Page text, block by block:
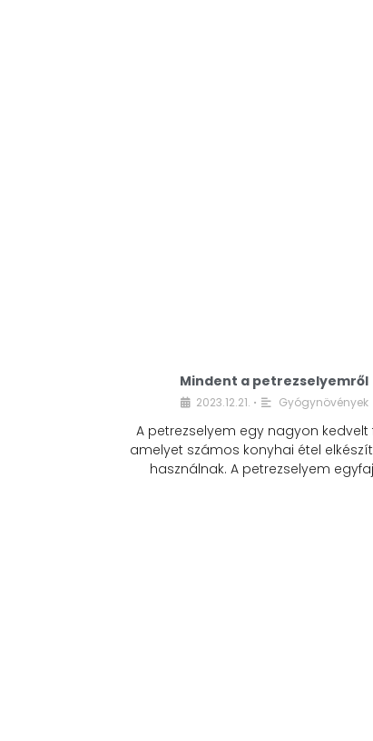
Mindent a petrezselyemről
2023.12.21. • Gyógynövények
A petrezselyem egy nagyon kedvelt
amelyet számos konyhai étel
használnak. A petrezselyem